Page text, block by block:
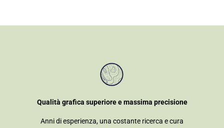
Qualità grafica superiore e massima precisione
Anni di esperienza, una costante ricerca e cura